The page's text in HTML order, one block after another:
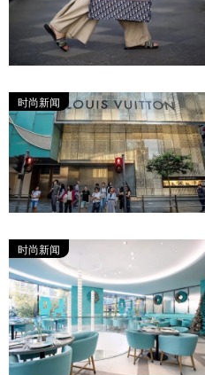
时尚新闻
时尚新闻